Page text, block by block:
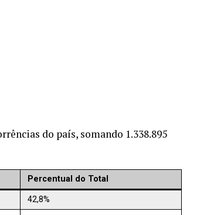
do país, somando 1.338.895
Percentual do Total
42,8%